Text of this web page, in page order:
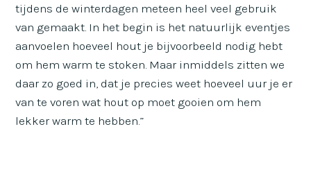
tijdens de winterdagen meteen heel veel gebruik
van gemaakt. In het begin is het natuurlijk eventjes
aanvoelen hoeveel hout je bijvoorbeeld nodig hebt
om hem warm te stoken. Maar inmiddels zitten we
daar zo goed in, dat je precies weet hoeveel uur je er
van te voren wat hout op moet gooien om hem
lekker warm te hebben.”